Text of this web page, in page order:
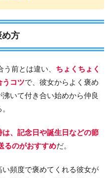
め方
前とは違い、 ちょくちょく
うコツで、彼女からよく褒め
いて付き合い始めから仲良
、記念日や誕生日などの節
るのがおすすめだ。
頻度で褒めてくれる彼女が